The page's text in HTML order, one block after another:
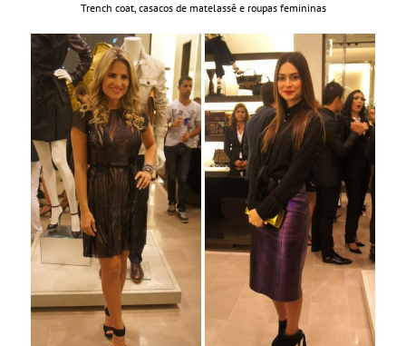
Trench coat, casacos de matelassê e roupas femininas